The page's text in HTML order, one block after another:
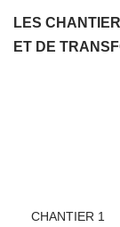
LES
ET DE
CHANTIER 1